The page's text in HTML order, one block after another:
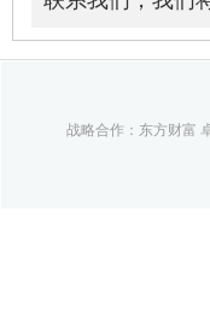
战略合作：东方财富